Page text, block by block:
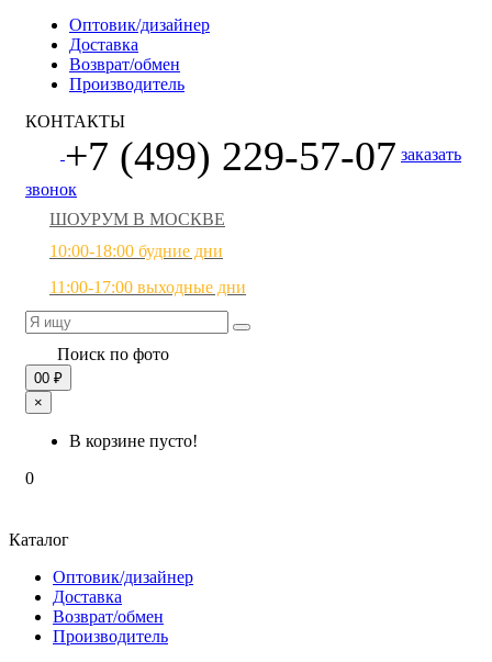
Оптовик/дизайнер
Доставка
Возврат/обмен
Производитель
КОНТАКТЫ
+7 (499) 229-57-07 заказать
звонок
ШОУРУМ В МОСКВЕ
10:00-18:00 будние дни
11:00-17:00 выходные дни
Поиск по фото
00 ₽
×
В корзине пусто!
0
Каталог
Оптовик/дизайнер
Доставка
Возврат/обмен
Производитель